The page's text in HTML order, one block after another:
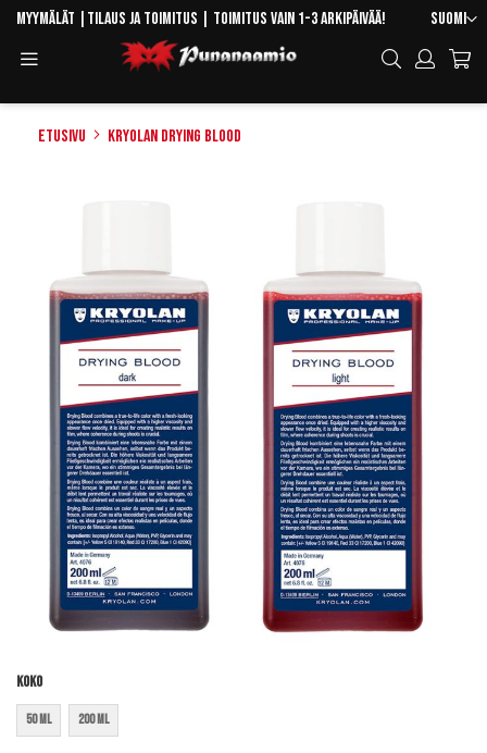
Skip
Content
Kieli
Suomi
Myymälät Tilaus ja toimitus | Toimitus vain 1-3 arkipäivää!
Hae
Etusivu Kryolan Drying Blood
Koko
50 ml 200 ml